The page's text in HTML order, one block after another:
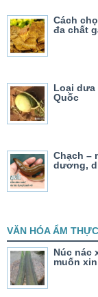
Cách
đa chất
Loại dưa
Quốc
Chạch –
dương,
VĂN HÓA ẨM THỰC
Núc nác
muốn